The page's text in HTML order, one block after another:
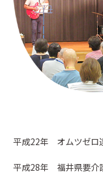
平成22年 オムツゼロ
平成28年 福井県要介